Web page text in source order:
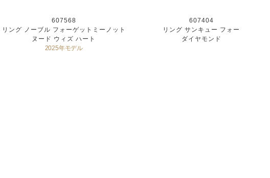
607568
リング ノーブル フォーゲットミーノット
ヌード ウィズ ハート
2025年モデル
607404
リング サンキュー フォー
ダイヤモンド